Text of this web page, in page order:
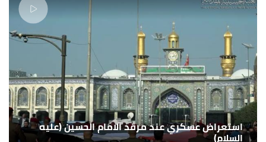
استعراض عسكري عند مرقد الامام الحسين (عليه
السلام)